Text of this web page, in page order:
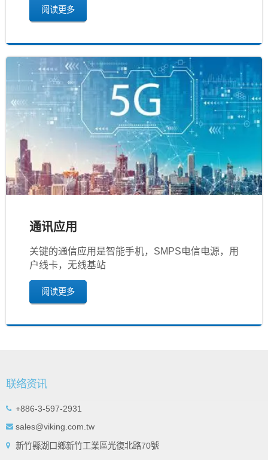
阅读更多
通讯应用
关键的通信应用是智能手机，SMPS电信电源，用
户线卡，无线基站
阅读更多
联络资讯
+886-3-597-2931
sales@viking.com.tw
新竹縣湖口鄉新竹工業區光復北路70號